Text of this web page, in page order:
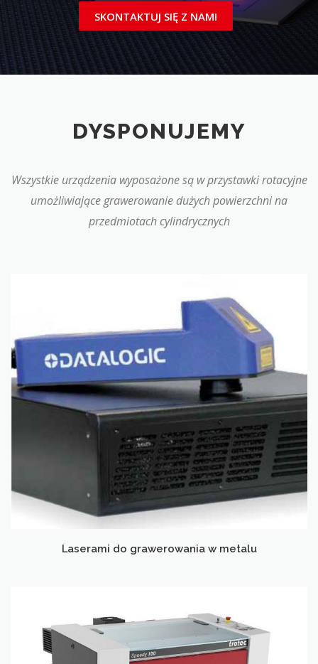
SKONTAKTUJ SIĘ Z NAMI
DYSPONUJEMY
Wszystkie urządzenia wyposażone są w przystawki rotacyjne
umożliwiające grawerowanie dużych powierzchni na
przedmiotach cylindrycznych
Laserami do grawerowania w metalu